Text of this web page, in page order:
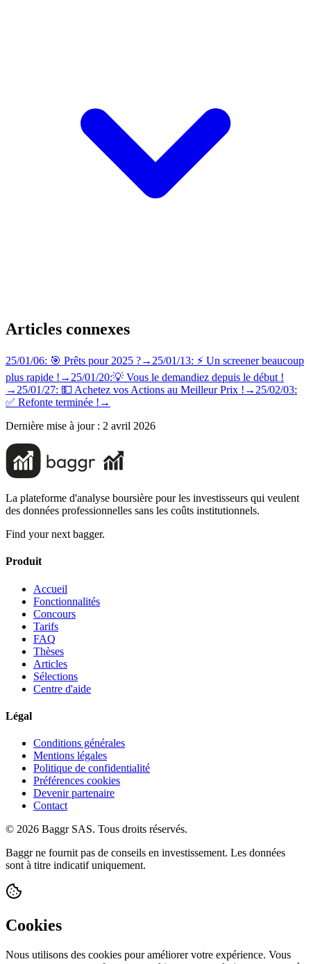
Articles connexes
25/01/06: 🎯 Prêts pour 2025 ?→ 25/01/13: ⚡️ Un screener beaucoup
plus rapide ! → 25/01/20:💡 Vous le demandiez depuis le début !
→ 25/01/27: 💵 Achetez vos Actions au Meilleur Prix ! → 25/02/03:
✅ Refonte terminée ! →
Dernière mise à jour : 2 avril 2026
La plateforme d'analyse boursière pour les investisseurs qui veulent
des données professionnelles sans les coûts institutionnels.
Find your next bagger.
Produit
Accueil
Fonctionnalités
Concours
Tarifs
FAQ
Thèses
Articles
Sélections
Centre d'aide
Légal
Conditions générales
Mentions légales
Politique de confidentialité
Préférences cookies
Devenir partenaire
Contact
© 2026 Baggr SAS. Tous droits réservés.
Baggr ne fournit pas de conseils en investissement. Les données
sont à titre indicatif uniquement.
Cookies
Nous utilisons des cookies pour améliorer votre expérience. Vous